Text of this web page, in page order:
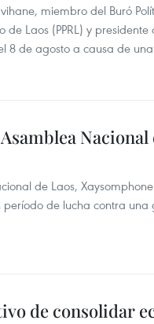
miembro del Buró
de Laos (PPRL) y
8 de agosto a causa de
Nacional
de Laos,
período de lucha contra
de consolidar